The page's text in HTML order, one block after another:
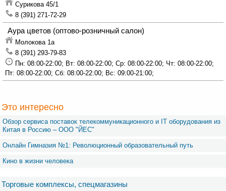
Сурикова 45/1
8 (391) 271-72-29
Аура цветов (оптово-розничный салон)
Молокова 1а
8 (391) 293-79-83
Пн: 08:00-22:00; Вт: 08:00-22:00; Ср: 08:00-22:00; Чт: 08:00-22:00;
Пт: 08:00-22:00; Сб: 08:00-22:00; Вс: 09:00-21:00;
Это интересно
Обзор сервиса поставок телекоммуникационного и IT оборудования из
Китая в Россию – OOO "ЙЕС"
Онлайн Гимназия №1: Революционный образовательный путь
Кино в жизни человека
Торговые комплексы, спецмагазины